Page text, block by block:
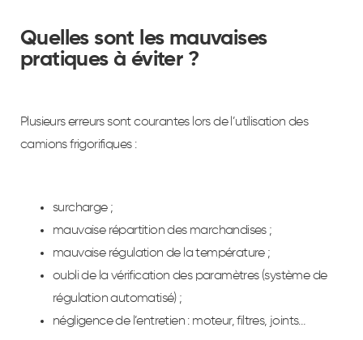
Quelles sont les mauvaises
pratiques à éviter ?
Plusieurs erreurs sont courantes lors de l’utilisation des
camions frigorifiques :
surcharge ;
mauvaise répartition des marchandises ;
mauvaise régulation de la température ;
oubli de la vérification des paramètres (système de
régulation automatisé) ;
négligence de l’entretien : moteur, filtres, joints…